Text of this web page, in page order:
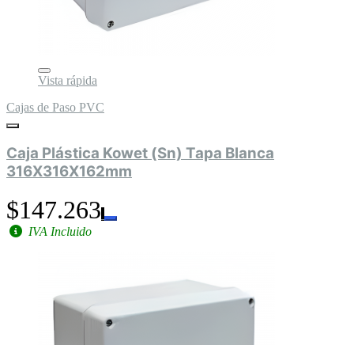
Vista rápida
Cajas de Paso PVC
Caja Plástica Kowet (Sn) Tapa Blanca
316X316X162mm
$147.263
IVA Incluido